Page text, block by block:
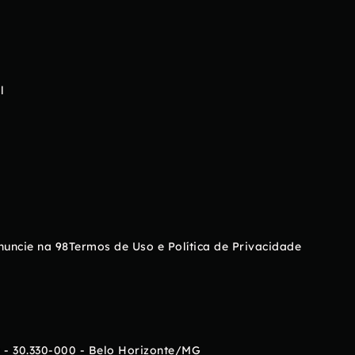
na 98Termos de Uso e Política de Privacidade
30.330-000 - Belo Horizonte/MG